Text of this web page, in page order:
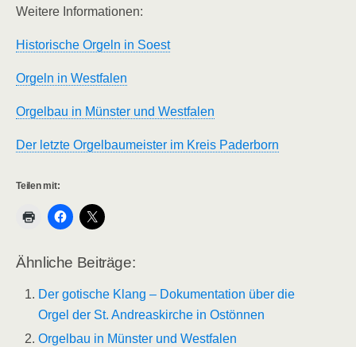
Weitere Informationen:
Historische Orgeln in Soest
Orgeln in Westfalen
Orgelbau in Münster und Westfalen
Der letzte Orgelbaumeister im Kreis Paderborn
Teilen mit:
Ähnliche Beiträge:
Der gotische Klang – Dokumentation über die
Orgel der St. Andreaskirche in Ostönnen
Orgelbau in Münster und Westfalen